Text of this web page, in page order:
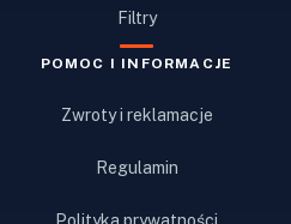
Filtry
POMOC I INFORMACJE
Zwroty i reklamacje
Regulamin